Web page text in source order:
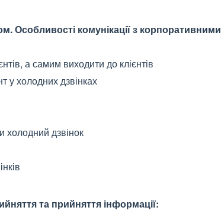
Особливості комунікації з корпоративними
а самим виходити до клієнтів
у холодних дзвінках
холодний дзвінок
та прийняття інформації: